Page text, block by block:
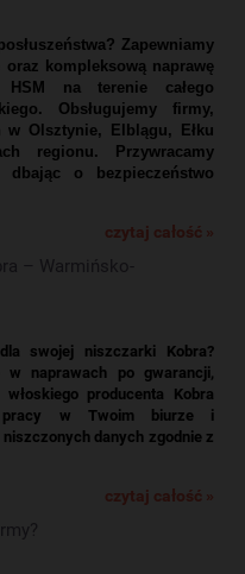
Zapewniamy
kompleksową naprawę
HSM na terenie całego
Obsługujemy firmy,
Olsztynie, Elblągu, Ełku
regionu. Przywracamy
dbając o bezpieczeństwo
czytaj całość »
– Warmińsko-
swojej niszczarki Kobra?
w naprawach po gwarancji,
producenta Kobra
pracy w Twoim biurze i
danych zgodnie z
czytaj całość »